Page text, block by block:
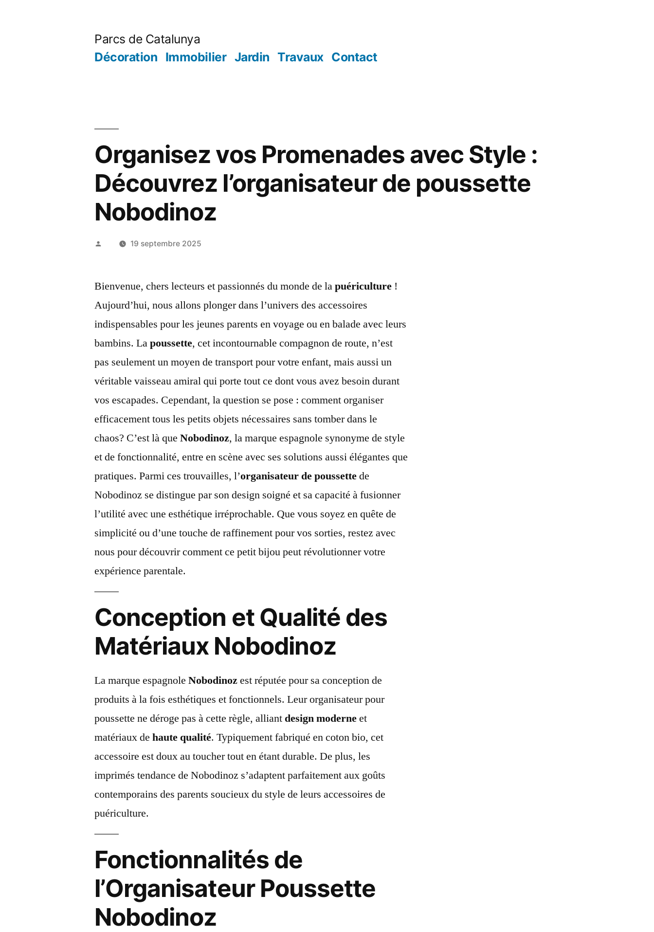
Parcs de Catalunya
Décoration Immobilier Jardin Travaux Contact
Organisez vos Promenades avec Style :
Découvrez l’organisateur de poussette
Nobodinoz
Publié 19 septembre 2025
Bienvenue, chers lecteurs et passionnés du monde de lapuériculture !
Aujourd’hui, nous allons plonger dans l’univers des accessoires
indispensables pour les jeunes parents en voyage ou en balade avec leurs
bambins. Lapoussette, cet incontournable compagnon de route, n’est
pas seulement un moyen de transport pour votre enfant, mais aussi un
véritable vaisseau amiral qui porte tout ce dont vous avez besoin durant
vos escapades. Cependant, la question se pose : comment organiser
efficacement tous les petits objets nécessaires sans tomber dans le
chaos? C’est là queNobodinoz, la marque espagnole synonyme de style
et de fonctionnalité, entre en scène avec ses solutions aussi élégantes que
pratiques. Parmi ces trouvailles, l’organisateur de poussettede
Nobodinoz se distingue par son design soigné et sa capacité à fusionner
l’utilité avec une esthétique irréprochable. Que vous soyez en quête de
simplicité ou d’une touche de raffinement pour vos sorties, restez avec
nous pour découvrir comment ce petit bijou peut révolutionner votre
expérience parentale.
Conception et Qualité des
Matériaux Nobodinoz
La marque espagnoleNobodinozest réputée pour sa conception de
produits à la fois esthétiques et fonctionnels. Leur organisateur pour
poussette ne déroge pas à cette règle, alliant design moderneet
matériaux dehaute qualité. Typiquement fabriqué en coton bio, cet
accessoire est doux au toucher tout en étant durable. De plus, les
imprimés tendance de Nobodinoz s’adaptent parfaitement aux goûts
contemporains des parents soucieux du style de leurs accessoires de
puériculture.
Fonctionnalités de
l’Organisateur Poussette
Nobodinoz